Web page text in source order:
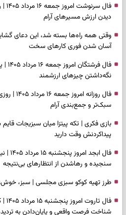
دیدن ارزش مسیرهای آرام
وقتی همه راه‌ها بسته شد، این دعای
آسان شدن فوری کارهای سخت
نگه‌داشتن چیزهای ارزشمند
فال
سبک‌تر و جمع‌بندی آرام
پیداکردنش وقت دارید
فال
سنجیده و رهاشدن از انتظارهای بی‌نتیجه
طرز تهیه کوکو سبزی مجلسی | سبز،
شناخت فرصت واقعی و پایان‌دادن به